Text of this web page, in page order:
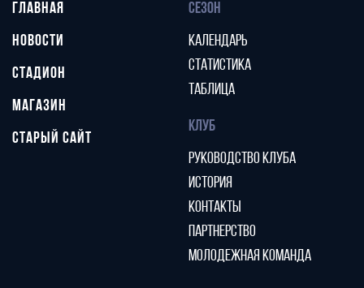
ГЛАВНАЯ
НОВОСТИ
СТАДИОН
МАГАЗИН
СТАРЫЙ САЙТ
СЕЗОН
КАЛЕНДАРЬ
СТАТИСТИКА
ТАБЛИЦА
КЛУБ
РУКОВОДСТВО КЛУБА
ИСТОРИЯ
КОНТАКТЫ
ПАРТНЕРСТВО
МОЛОДЕЖНАЯ КОМАНДА